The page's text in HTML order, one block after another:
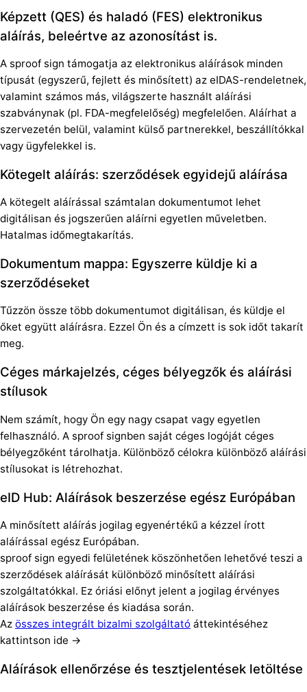
Képzett (QES) és haladó (FES) elektronikus
aláírás, beleértve az azonosítást is.
A sproof sign támogatja az elektronikus aláírások minden
típusát (egyszerű, fejlett és minősített) az eIDAS-rendeletnek,
valamint számos más, világszerte használt aláírási
szabványnak (pl. FDA-megfelelőség) megfelelően. Aláírhat a
szervezetén belül, valamint külső partnerekkel, beszállítókkal
vagy ügyfelekkel is.
Kötegelt aláírás: szerződések egyidejű aláírása
A kötegelt aláírással számtalan dokumentumot lehet
digitálisan és jogszerűen aláírni egyetlen műveletben.
Hatalmas időmegtakarítás.
Dokumentum mappa: Egyszerre küldje ki a
szerződéseket
Tűzzön össze több dokumentumot digitálisan, és küldje el
őket együtt aláírásra. Ezzel Ön és a címzett is sok időt takarít
meg.
Céges márkajelzés, céges bélyegzők és aláírási
stílusok
Nem számít, hogy Ön egy nagy csapat vagy egyetlen
felhasználó. A sproof signben saját céges logóját céges
bélyegzőként tárolhatja. Különböző célokra különböző aláírási
stílusokat is létrehozhat.
eID Hub: Aláírások beszerzése egész Európában
A minősített aláírás jogilag egyenértékű a kézzel írott
aláírással egész Európában.
sproof sign egyedi felületének köszönhetően lehetővé teszi a
szerződések aláírását különböző minősített aláírási
szolgáltatókkal. Ez óriási előnyt jelent a jogilag érvényes
aláírások beszerzése és kiadása során.
Az összes integrált bizalmi szolgáltató áttekintéséhez
kattintson ide →
Aláírások ellenőrzése és tesztjelentések letöltése